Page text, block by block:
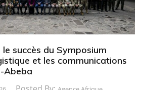
le succès du Symposium
et les communications
Abeba